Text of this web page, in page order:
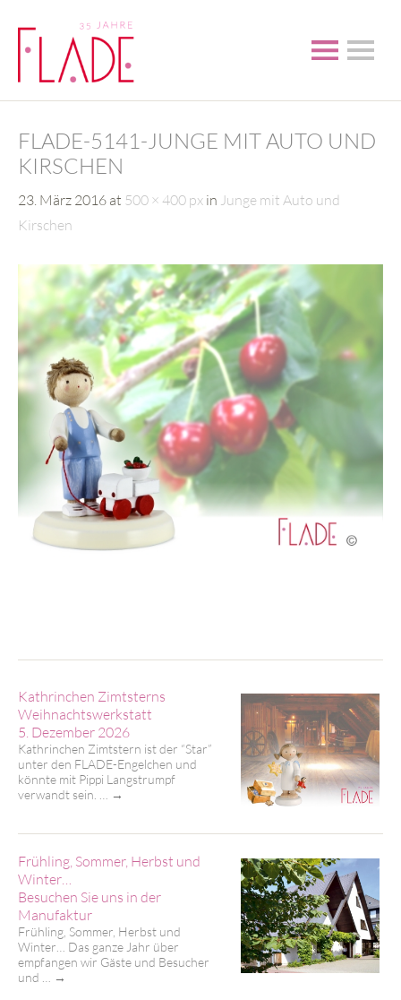
FLADE-5141-JUNGE MIT AUTO UND
KIRSCHEN
23. März 2016 at 500 × 400 px in Junge mit Auto und
Kirschen
Kathrinchen Zimtsterns
Weihnachtswerkstatt
5. Dezember 2026
Kathrinchen Zimtstern ist der “Star”
unter den FLADE-Engelchen und
könnte mit Pippi Langstrumpf
verwandt sein. …
→
Frühling, Sommer, Herbst und
Winter…
Besuchen Sie uns in der
Manufaktur
Frühling, Sommer, Herbst und
Winter… Das ganze Jahr über
empfangen wir Gäste und Besucher
und …
→